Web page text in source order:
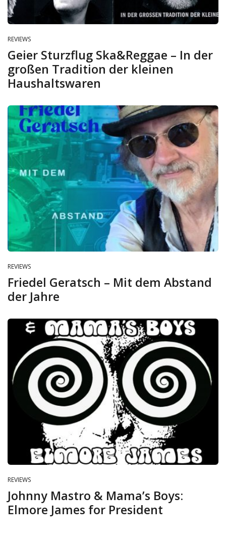
REVIEWS
Geier Sturzflug Ska&Reggae – In der
großen Tradition der kleinen
Haushaltswaren
REVIEWS
Friedel Geratsch – Mit dem Abstand
der Jahre
REVIEWS
Johnny Mastro & Mama’s Boys:
Elmore James for President